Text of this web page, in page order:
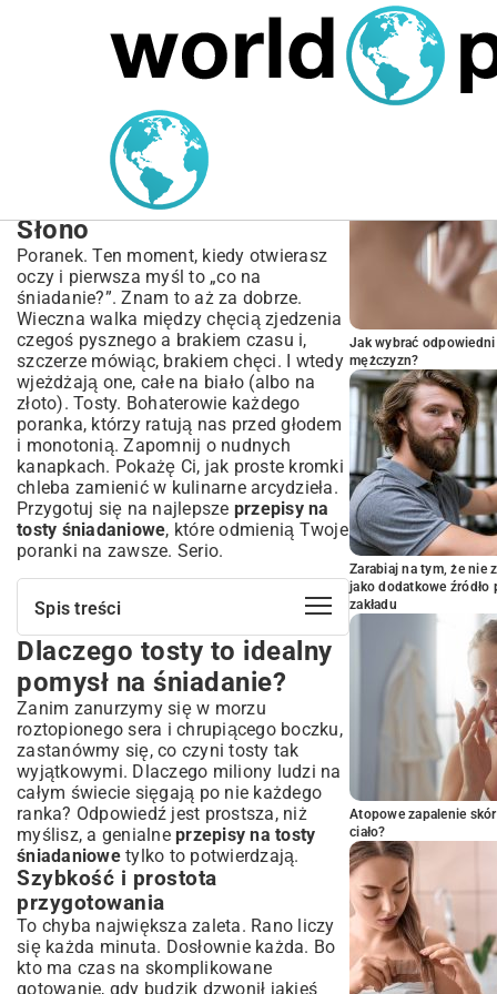
MARIUSZ ŁAMAGA 05.10.2025
Najlepsze Przepisy na
Tosty Śniadaniowe |
Pomysły na Słodko i
Słono
Poranek. Ten moment, kiedy otwierasz
oczy i pierwsza myśl to „co na
śniadanie?”. Znam to aż za dobrze.
Wieczna walka między chęcią zjedzenia
czegoś pysznego a brakiem czasu i,
szczerze mówiąc, brakiem chęci. I wtedy
wjeżdżają one, całe na biało (albo na
złoto). Tosty. Bohaterowie każdego
poranka, którzy ratują nas przed głodem
i monotonią. Zapomnij o nudnych
kanapkach. Pokażę Ci, jak proste kromki
chleba zamienić w kulinarne arcydzieła.
Przygotuj się na najlepsze przepisy na
tosty śniadaniowe, które odmienią Twoje
poranki na zawsze. Serio.
Spis treści
Dlaczego tosty to idealny pomysł na
śniadanie?
Szybkość i prostota przygotowania
Nieskończone możliwości modyfikacji
Klasyczne przepisy na tosty, które
musisz znać
Tosty francuskie – słodka klasyka
Tosty z serem i szynką – niezawodny duet
Inspirujące przepisy na słone tosty
śniadaniowe
Tosty z awokado i jajkiem – odżywcza
bomba
Pikantne tosty z salsą i fasolą
Tosty z pieczarkami i mozzarellą
Wege tosty z hummusem i warzywami
Dlaczego tosty to idealny
pomysł na śniadanie?
Zanim zanurzymy się w morzu
roztopionego sera i chrupiącego boczku,
zastanówmy się, co czyni tosty tak
wyjątkowymi. Dlaczego miliony ludzi na
całym świecie sięgają po nie każdego
ranka? Odpowiedź jest prostsza, niż
myślisz, a genialne przepisy na tosty
śniadaniowetylko to potwierdzają.
Szybkość i prostota
przygotowania
To chyba największa zaleta. Rano liczy
się każda minuta. Dosłownie każda. Bo
kto ma czas na skomplikowane
gotowanie, gdy budzik dzwonił jakieś
Jak wybrać
mężczyzn?
Zarabiaj na tym, że nie
jako dodatkowe
zakładu
Atopowe zapalenie
ciało?